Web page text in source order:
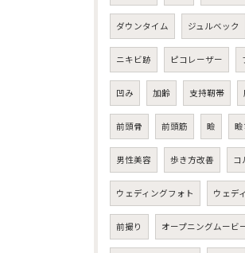
ダウンタイム ジュルベック
ニキビ跡 ピコレーザー
凹み 加齢 支持靭帯
前頭骨 前頭筋 瞼 瞼
男性美容 歩き方改善 コ
ウェディングフォト ウェデ
前撮り オープニングムービ